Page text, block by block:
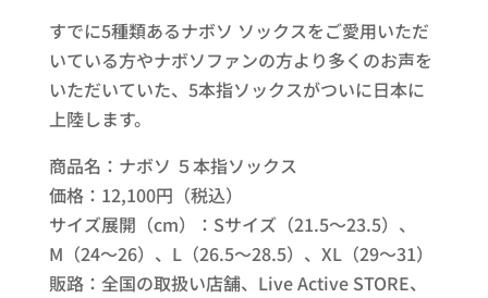
すでに5種類あるナボソ ソックスをご愛用いただ
いている方やナボソファンの方より多くのお声を
いただいていた、5本指ソックスがついに日本に
上陸します。
商品名：ナボソ ５本指ソックス
価格：12,100円（税込）
サイズ展開（cm）：Sサイズ（21.5～23.5）、
M（24～26）、L（26.5～28.5）、XL（29～31）
販路：全国の取扱い店舗、Live Active STORE、